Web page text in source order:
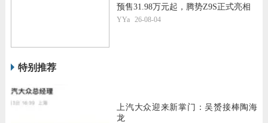
预售31.98万元起，腾势Z9S正式亮相
YYa 26-08-04
特别推荐
上汽大众迎来新掌门：吴赟接棒陶海
龙